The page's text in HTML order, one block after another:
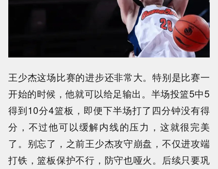
王少杰这场比赛的进步还非常大。特别是比赛一
开始的时候，他就可以给足输出。半场投篮5中5
得到10分4篮板，即便下半场打了四分钟没有得
分，不过他可以缓解内线的压力，这就很完美
了。别忘了，之前王少杰攻守崩盘，不仅进攻端
打铁，篮板保护不行，防守也哑火。后续只要巩